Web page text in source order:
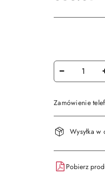
Ilość
Zamówienie
i
dostawa
Wysyłka w
Pobierz